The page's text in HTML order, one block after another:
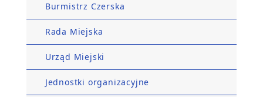
Burmistrz Czerska
Rada Miejska
Urząd Miejski
Jednostki organizacyjne